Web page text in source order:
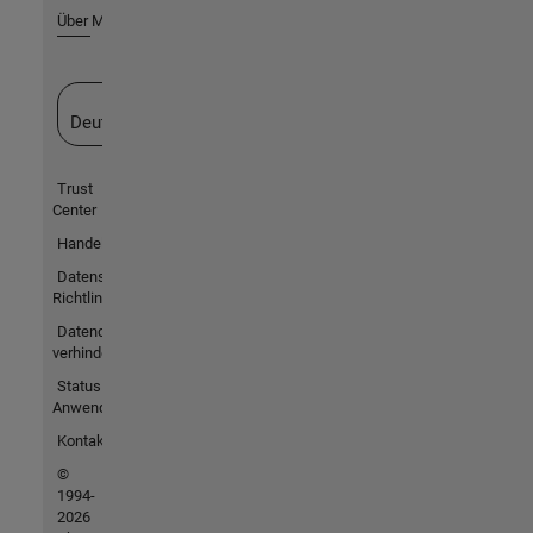
Über MathWorks
Deutschland
Trust
Center
Handelsmarken
Datenschutz-
Richtlinien
Datendiebstahl
verhindern
Status von
Anwendungen
Kontakt
©
1994-
2026